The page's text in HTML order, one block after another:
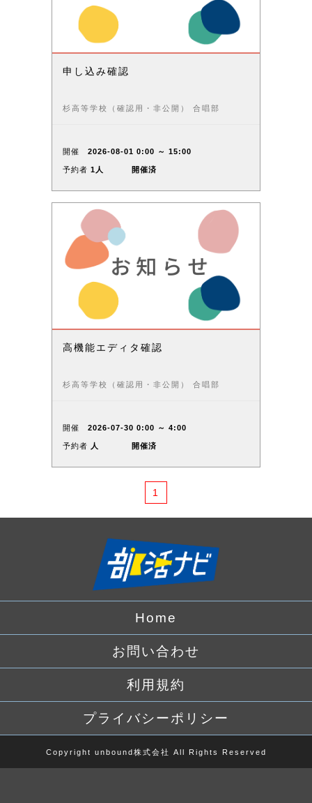
申し込み確認
杉高等学校（確認用・非公開） 合唱部
開催 2026-08-01 0:00 ～ 15:00
予約者 1人 開催済
高機能エディタ確認
杉高等学校（確認用・非公開） 合唱部
開催 2026-07-30 0:00 ～ 4:00
予約者 人 開催済
1
Home
お問い合わせ
利用規約
プライバシーポリシー
Copyright unbound株式会社 All Rights Reserved